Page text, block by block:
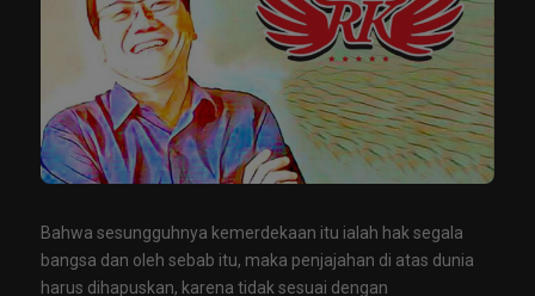
Bahwa sesungguhnya kemerdekaan itu ialah hak segala
bangsa dan oleh sebab itu, maka penjajahan di atas dunia
harus dihapuskan, karena tidak sesuai dengan